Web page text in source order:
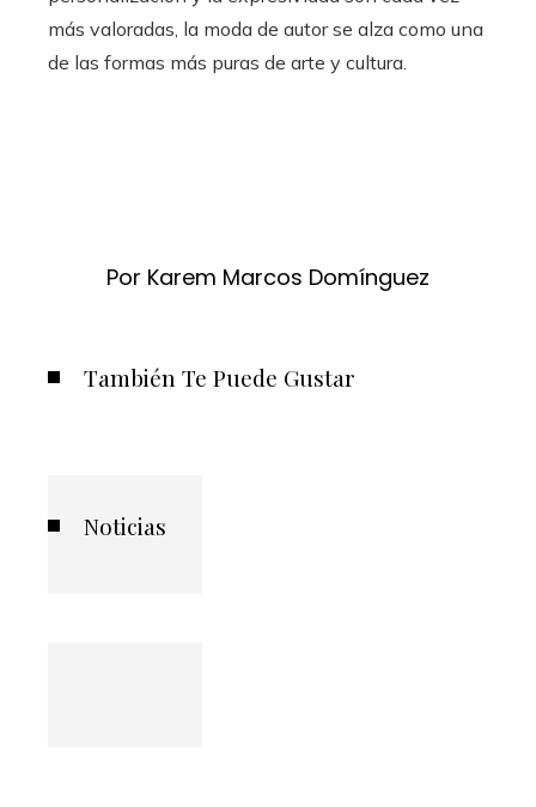
más valoradas, la moda de autor se alza como una
de las formas más puras de arte y cultura.
Por Karem Marcos Domínguez
También Te Puede Gustar
Noticias